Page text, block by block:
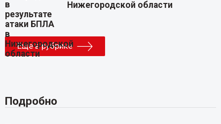
Нижегородской области
Еще в рубрике
Подробно